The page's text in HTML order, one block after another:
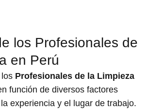
los Profesionales de
en Perú
Profesionales de la Limpieza
función de diversos factores
experiencia y el lugar de trabajo.